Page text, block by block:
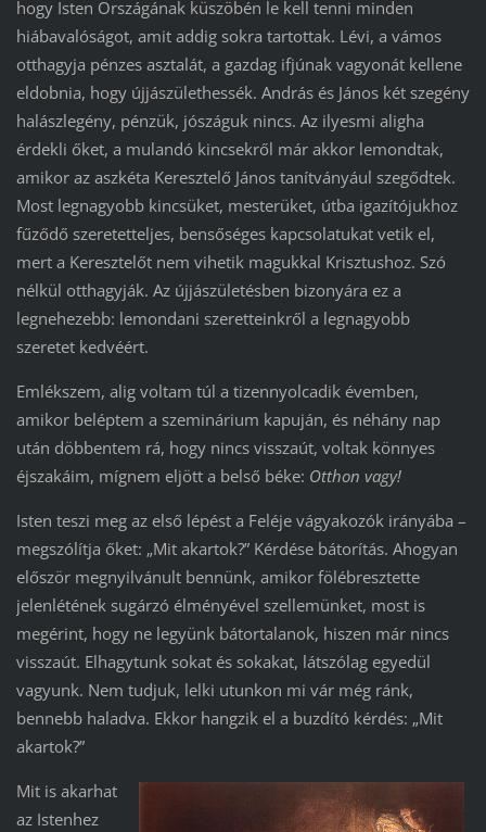
hogy Isten Országának küszöbén le kell tenni minden
hiábavalóságot, amit addig sokra tartottak. Lévi, a vámos
otthagyja pénzes asztalát, a gazdag ifjúnak vagyonát kellene
eldobnia, hogy újjászülethessék. András és János két szegény
halászlegény, pénzük, jószáguk nincs. Az ilyesmi aligha
érdekli őket, a mulandó kincsekről már akkor lemondtak,
amikor az aszkéta Keresztelő János tanítványául szegődtek.
Most legnagyobb kincsüket, mesterüket, útba igazítójukhoz
fűződő szeretetteljes, bensőséges kapcsolatukat vetik el,
mert a Keresztelőt nem vihetik magukkal Krisztushoz. Szó
nélkül otthagyják. Az újjászületésben bizonyára ez a
legnehezebb: lemondani szeretteinkről a legnagyobb
szeretet kedvéért.
Emlékszem, alig voltam túl a tizennyolcadik évemben,
amikor beléptem a szeminárium kapuján, és néhány nap
után döbbentem rá, hogy nincs visszaút, voltak könnyes
éjszakáim, mígnem eljött a belső béke: Otthon vagy!
Isten teszi meg az első lépést a Feléje vágyakozók irányába –
megszólítja őket: „Mit akartok?” Kérdése bátorítás. Ahogyan
először megnyilvánult bennünk, amikor fölébresztette
jelenlétének sugárzó élményével szellemünket, most is
megérint, hogy ne legyünk bátortalanok, hiszen már nincs
visszaút. Elhagytunk sokat és sokakat, látszólag egyedül
vagyunk. Nem tudjuk, lelki utunkon mi vár még ránk,
bennebb haladva. Ekkor hangzik el a buzdító kérdés: „Mit
akartok?”
Mit is akarhat
az Istenhez